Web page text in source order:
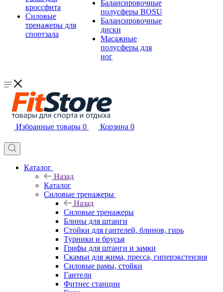
кроссфита
Силовые
тренажеры для
спортзала
Балансировочные
полусферы BOSU
Балансировочные
диски
Масажные
полусферы для
ног
Избранные товары 0 Корзина 0
Каталог
Назад
Каталог
Силовые тренажеры
Назад
Силовые тренажеры
Блины для штанги
Стойки для гантелей, блинов, гирь
Турники и брусья
Грифы для штанги и замки
Скамьи для жима, пресса, гиперэкстензия
Силовые рамы, стойки
Гантели
Фитнес станции